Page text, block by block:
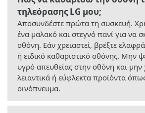
τηλεόρασης LG μου;
Αποσυνδέστε πρώτα τη συσκευή.
ένα μαλακό και στεγνό πανί για να
οθόνη. Εάν χρειαστεί, βρέξτε
ή ειδικό καθαριστικό οθόνης. Μην
υγρό απευθείας στην οθόνη και μην
λειαντικά ή εύφλεκτα προϊόντα
οινόπνευμα.